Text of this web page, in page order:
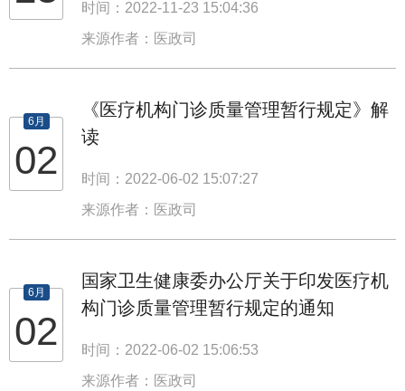
时间：2022-11-23 15:04:36
来源作者：医政司
6月
02
《医疗机构门诊质量管理暂行规定》解
读
时间：2022-06-02 15:07:27
来源作者：医政司
6月
02
国家卫生健康委办公厅关于印发医疗机
构门诊质量管理暂行规定的通知
时间：2022-06-02 15:06:53
来源作者：医政司